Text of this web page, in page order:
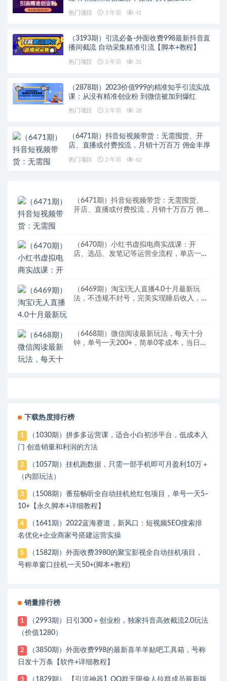
热门项目 3 年前 41
（3193期）引流必备-外面收费998最新抖音直
播间截流 自动采集精准引流【脚本+教程】
热门项目 3 年前 31
（2878期）2023价值999的精准知乎引流实战
课：从没有精准创业粉 到微信被加到爆红
热门项目 3 年前 28
（6471期）抖音短视频带货：无需囤货、开
店、直播或付费投流，月销十万百万 佣金丰厚
热门项目 2 年前 62
（6471期）抖音短视频带货：无需囤货、
开店、直播或付费投流，月销十万百万 佣
（6470期）小红书虚拟电商实战课：开
店、选品、发笔记等运营全流程，单店一天
（6469期）淘宝i无人直播4.0十月最新玩
法，不违规不封号，完美实现睡后收入，日
（6468期）微信阅读最新玩法，每天十分
钟，单号一天200+，简单0零成本，当日提
下载热度排行榜
1
（1030期）拼多多运营课，适合小白初涉平台，低成本入
门 创造销量和利润的方法
2
（1057期）挂机跑数据，只需一部手机即可月盈利10万＋
（内部玩法）
3
（1508期）番茄畅听全自动挂机抢红包项目，单号一天5–
10+【永久脚本+详细教程】
4
（1641期）2022蓝海赛道，新风口：短视频SEO搜索排
名优化+企业商家号搭建运营实操
5
（1582期）外面收费3980的聚宝影视全自动挂机项目，
号称单窗口挂机一天50+(脚本+教程)
销量排行榜
1
（2993期）日引300＋创业粉，独家抖音高效截流2.0玩法
（价值1280）
2
（3850期）外面收费998的最新喜羊羊贴吧工具箱，号称
日发十万条【软件+详细教程】